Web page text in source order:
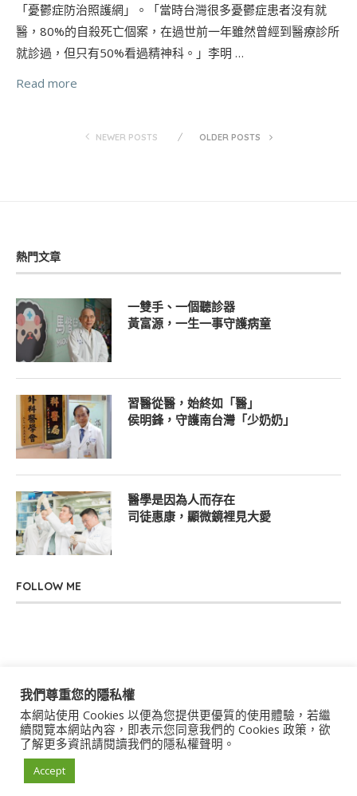
「憂鬱症防治照護網」。「當時台灣很多憂鬱症患者沒有就
醫，80%的自殺死亡個案，在過世前一年雖然曾經到醫療診所
就診過，但只有50%看過精神科。」李明 …
Read more
NEWER POSTS OLDER POSTS
熱門文章
一雙手、一個聽診器
黃富源，一生一事守護病童
習醫從醫，始終如「醫」
侯明鋒，守護南台灣「少奶奶」
醫學是因為人而存在
司徒惠康，顯微鏡裡見大愛
FOLLOW ME
關於我們 聯絡我們 服務條款 隱私權政策
著作權聲明 作者群
我們尊重您的隱私權
本網站使用 Cookies 以便為您提供更優質的使用體驗，若繼
續閱覽本網站內容，即表示您同意我們的 Cookies 政策，欲
了解更多資訊請閱讀我們的隱私權聲明。
Accept